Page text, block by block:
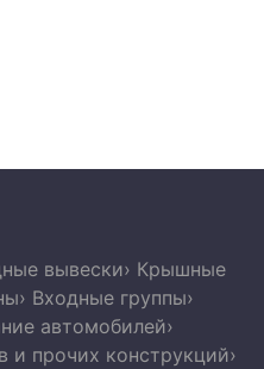
вывески› Крышные
› Входные группы›
автомобилей›
и прочих конструкций›